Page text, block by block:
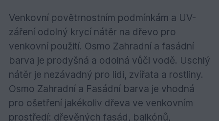
Venkovní povětrnostním podmínkám a UV-
záření odolný krycí nátěr na dřevo pro
venkovní použití. Osmo Zahradní a fasádní
barva je prodyšná a odolná vůči vodě. Uschlý
nátěr je nezávadný pro lidi, zvířata a rostliny.
Osmo Zahradní a Fasádní barva je vhodná
pro ošetření jakékoliv dřeva ve venkovním
prostředí: dřevěných fasád, balkónů,